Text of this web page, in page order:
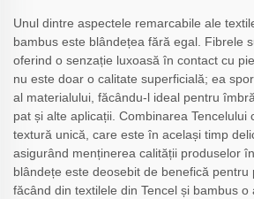
Unul dintre aspectele remarcabile ale
bambus este blândețea fără egal. Fibrele
oferind o senzație luxoasă în contact cu
nu este doar o calitate superficială; ea
al materialului, făcându-l ideal pentru
pat și alte aplicații. Combinarea Tencelului
textură unică, care este în același timp
asigurând menținerea calității produselor
blândețe este deosebit de benefică pentru
făcând din textilele din Tencel și bambus o